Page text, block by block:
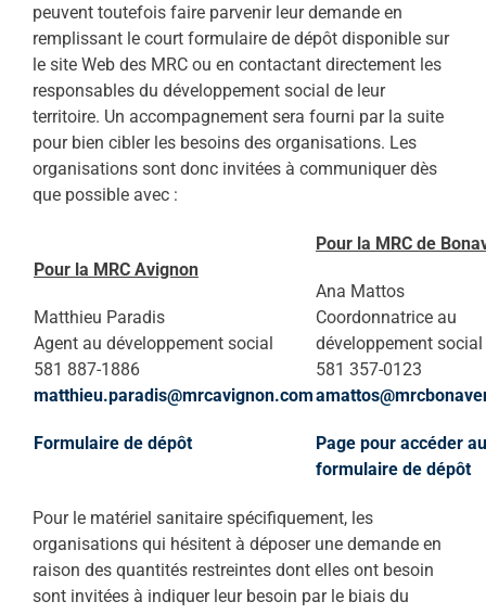
peuvent toutefois faire parvenir leur demande en
remplissant le court formulaire de dépôt disponible sur
le site Web des MRC ou en contactant directement les
responsables du développement social de leur
territoire. Un accompagnement sera fourni par la suite
pour bien cibler les besoins des organisations. Les
organisations sont donc invitées à communiquer dès
que possible avec :
Pour la MRC Avignon
Matthieu Paradis
Agent au développement social
581 887-1886
matthieu.paradis@mrcavignon.com
Formulaire de dépôt
Pour la MRC de
Ana Mattos
Coordonnatrice au
développement social
581 357-0123
Page pour accéder au
formulaire de dépôt
Pour le matériel sanitaire spécifiquement, les
organisations qui hésitent à déposer une demande en
raison des quantités restreintes dont elles ont besoin
sont invitées à indiquer leur besoin par le biais du